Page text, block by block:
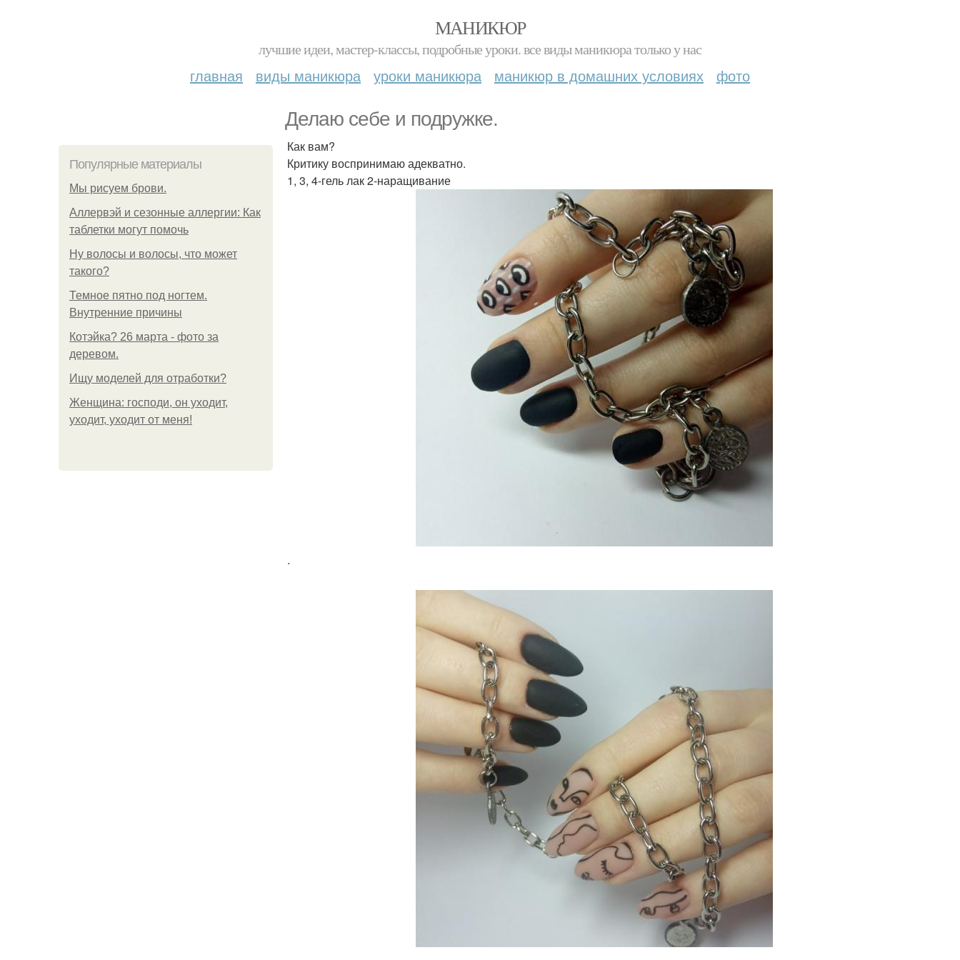
МАНИКЮР
лучшие идеи, мастер-классы, подробные уроки. все виды маникюра только у нас
главная виды маникюра уроки маникюра маникюр в домашних условиях фото
Делаю себе и подружке.
Популярные материалы
Мы рисуем брови.
Аллервэй и сезонные аллергии: Как
таблетки могут помочь
Ну волосы и волосы, что может
такого?
Темное пятно под ногтем.
Внутренние причины
Котэйка? 26 марта - фото за
деревом.
Ищу моделей для отработки?
Женщина: господи, он уходит,
уходит, уходит от меня!
Как вам?
Критику воспринимаю адекватно.
1, 3, 4-гель лак 2-наращивание
.